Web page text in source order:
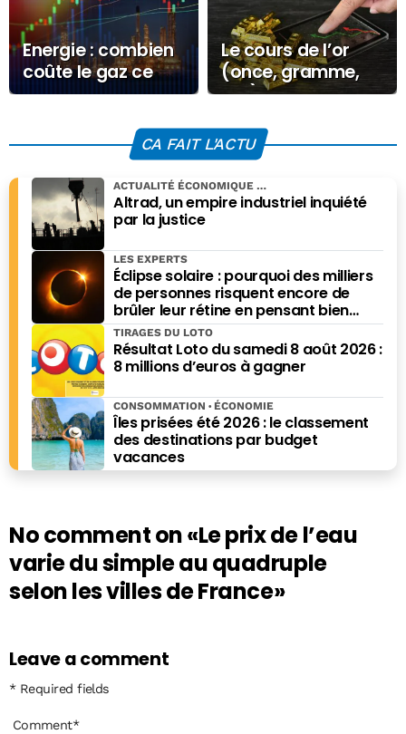
Energie : combien
coûte le gaz ce
Vendredi 20
Le cours de l’or
(once, gramme,
kilo) ce Mercredi
2025
CA FAIT L'ACTU
Altrad, un empire industriel inquiété
par la justice
ACTUALITÉ ÉCONOMIQUE
Éclipse solaire : pourquoi des milliers
de personnes risquent encore de
brûler leur rétine en pensant bien
faire
LES EXPERTS
Résultat Loto du samedi 8 août 2026 :
8 millions d’euros à gagner
TIRAGES DU LOTO
Îles prisées été 2026 : le classement
des destinations par budget
vacances
CONSOMMATION ÉCONOMIE
No comment on«Le prix de l’eau
varie du simple au quadruple
selon les villes de France»
Leave a comment
* Required fields
Comment*